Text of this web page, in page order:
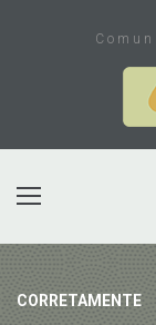
CORRETAMENTE